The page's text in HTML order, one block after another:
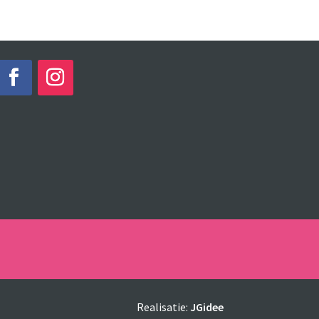
Realisatie: JGidee